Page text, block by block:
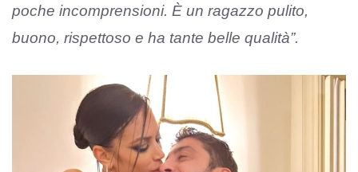
poche incomprensioni. È un ragazzo pulito,
buono, rispettoso e ha tante belle qualità”.